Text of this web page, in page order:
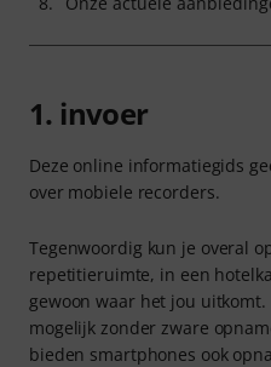
1. invoer
Deze online informatiegids
over mobiele recorders.
Tegenwoordig kun je overal
repetitieruimte, in een
gewoon waar het jou
mogelijk zonder zware
bieden smartphones ook